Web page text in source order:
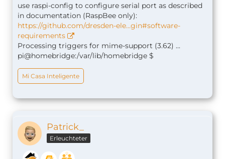
use raspi-config to configure serial port as described
in documentation (RaspBee only):
https://github.com/dresden-ele…gin#software-
requirements
Processing triggers for mime-support (3.62) ...
pi@homebridge:/var/lib/homebridge $
Mi Casa Inteligente
Patrick_
Erleuchteter